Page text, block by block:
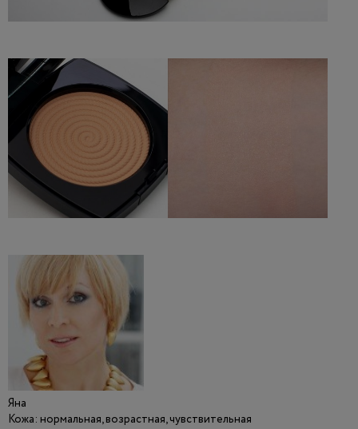
Яна
Кожа: нормальная, возрастная, чувствительная